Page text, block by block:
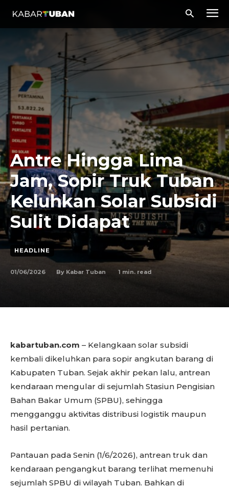
Antre Hingga Lima
Jam, Sopir Truk Tuban
Keluhkan Solar Subsidi
Sulit Didapat
HEADLINE
01/06/2026 By Kabar Tuban 1 min. read
kabartuban.com – Kelangkaan solar subsidi
kembali dikeluhkan para sopir angkutan barang di
Kabupaten Tuban. Sejak akhir pekan lalu, antrean
kendaraan mengular di sejumlah Stasiun Pengisian
Bahan Bakar Umum (SPBU), sehingga
mengganggu aktivitas distribusi logistik maupun
hasil pertanian.
Pantauan pada Senin (1/6/2026), antrean truk dan
kendaraan pengangkut barang terlihat memenuhi
sejumlah SPBU di wilayah Tuban. Bahkan di